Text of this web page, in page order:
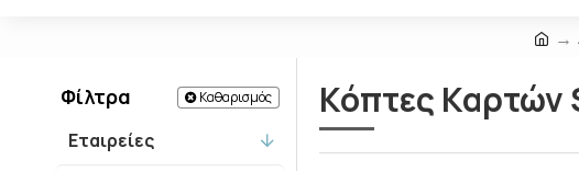
Φίλτρα Καθαρισμός
Εταιρείες
Κόπτες Καρτών